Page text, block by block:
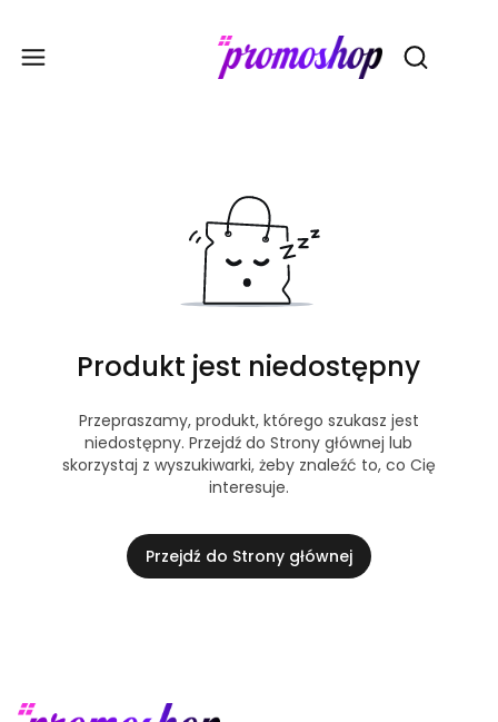
Otwórz
Produkt jest niedostępny
Przepraszamy, produkt, którego szukasz jest
niedostępny. Przejdź do Strony głównej lub
skorzystaj z wyszukiwarki, żeby znaleźć to, co Cię
interesuje.
Przejdź do Strony głównej